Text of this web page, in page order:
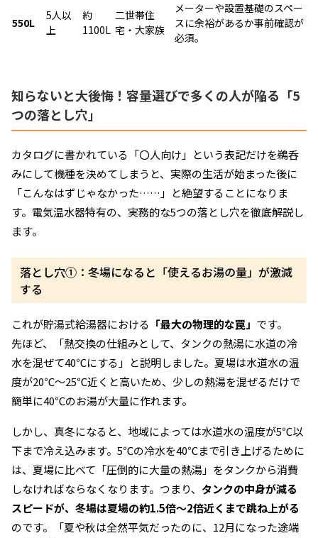
550L
5人以
上
約
1100L
二世帯住
宅・大家族
メーターや設置基礎のスペー
スに余裕があるか事前確認が
必須。
知らないと大後悔！容量選びで多くの人が陥る「5
つの落とし穴」
カタログに書かれている「〇人向け」という表記だけを鵜呑
みにして機種を決めてしまうと、実際の生活が始まった後に
「こんなはずじゃなかった……」と絶望することになりま
す。電気温水器特有の、実務的な5つの落とし穴を徹底解説し
ます。
落とし穴①：冬場になると「使えるお湯の量」が激減
する
これが貯湯式給湯器における 「最大の物理的な罠」 です。
先ほど、「熱交換の仕組みとして、タンクの熱湯に水道の冷
水を混ぜて40℃にする」と説明しました。夏場は水道水の温
度が20℃〜25℃近くと高いため、少しの熱湯を混ぜるだけで
簡単に40℃のお湯が大量に作れます。
しかし、真冬になると、地域によっては水道水の温度が5℃以
下まで冷え込みます。5℃の冷水を40℃まで引き上げるために
は、夏場に比べて「圧倒的に大量の熱湯」をタンクから消費
しなければならなくなります。つまり、 タンクの中身が減る
スピードが、冬場は夏場の約1.5倍〜2倍近くまで跳ね上がる
のです。「夏や秋は全然平気だったのに、12月になった途端